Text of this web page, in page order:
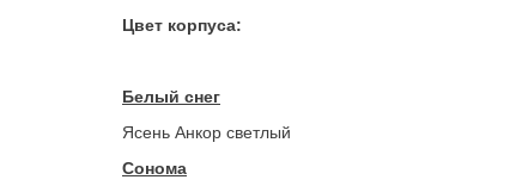
Цвет корпуса:
Белый снег
Ясень Анкор светлый
Сонома